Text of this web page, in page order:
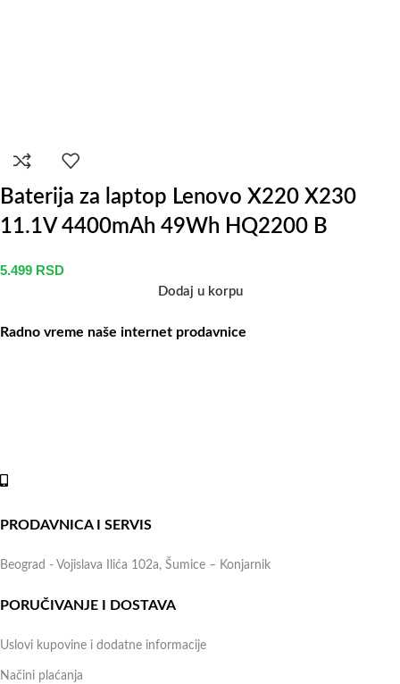
Baterija za laptop Lenovo X220 X230
11.1V 4400mAh 49Wh HQ2200 B
5.499 RSD
Dodaj u korpu
Radno vreme naše internet prodavnice
+381 (69) 767-202
PRODAVNICA I SERVIS
Beograd - Vojislava Ilića 102a, Šumice – Konjarnik
PORUČIVANJE I DOSTAVA
Uslovi kupovine i dodatne informacije
Načini plaćanja